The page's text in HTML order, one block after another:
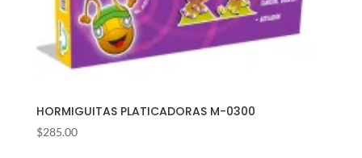
HORMIGUITAS PLATICADORAS M-0300
$285.00